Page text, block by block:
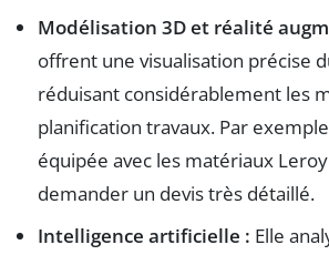
Modélisation 3D et réalité
offrent une visualisation précise
réduisant considérablement les
planification travaux. Par
équipée avec les matériaux
demander un devis très détaillé.
Intelligence artificielle : Elle